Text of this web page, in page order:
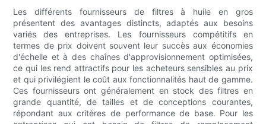
Les différents fournisseurs de filtres à huile en gros
présentent des avantages distincts, adaptés aux besoins
variés des entreprises. Les fournisseurs compétitifs en
termes de prix doivent souvent leur succès aux économies
d'échelle et à des chaînes d'approvisionnement optimisées,
ce qui les rend attractifs pour les acheteurs sensibles au prix
et qui privilégient le coût aux fonctionnalités haut de gamme.
Ces fournisseurs ont généralement en stock des filtres en
grande quantité, de tailles et de conceptions courantes,
répondant aux critères de performance de base. Pour les